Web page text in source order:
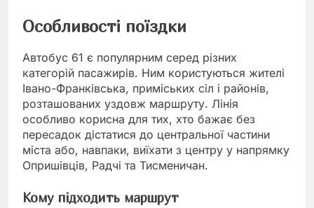
Особливості поїздки
Автобус 61 є популярним серед різних
категорій пасажирів. Ним користуються жителі
Івано-Франківська, приміських сіл і районів,
розташованих уздовж маршруту. Лінія
особливо корисна для тих, хто бажає без
пересадок дістатися до центральної частини
міста або, навпаки, виїхати з центру у напрямку
Опришівців, Радчі та Тисменичан.
Кому підходить маршрут